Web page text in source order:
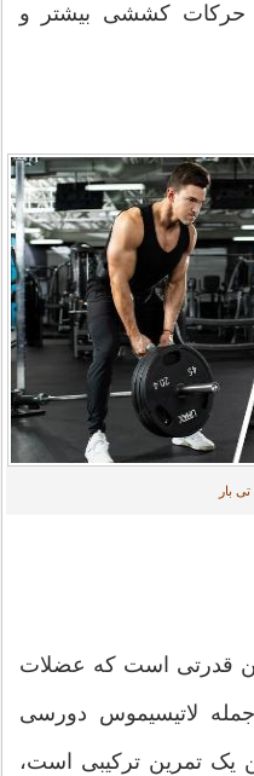
تا حرکات کششی بیشتر و
بار
قدرتی است که عضلات
لاتیسیموس دورسی
یک تمرین ترکیبی است،